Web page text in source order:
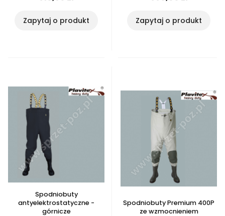
Zapytaj o produkt Zapytaj o produkt
Spodniobuty
antyelektrostatyczne -
górnicze
Spodniobuty Premium 400P
ze wzmocnieniem